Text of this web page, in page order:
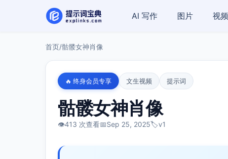
AI 写作 图片 视频
首页/骷髅女神肖像
🔥 终身会员专享 文生视频 提示词
骷髅女神肖像
👁️413 次查看📅Sep 25, 2025🏷️v1